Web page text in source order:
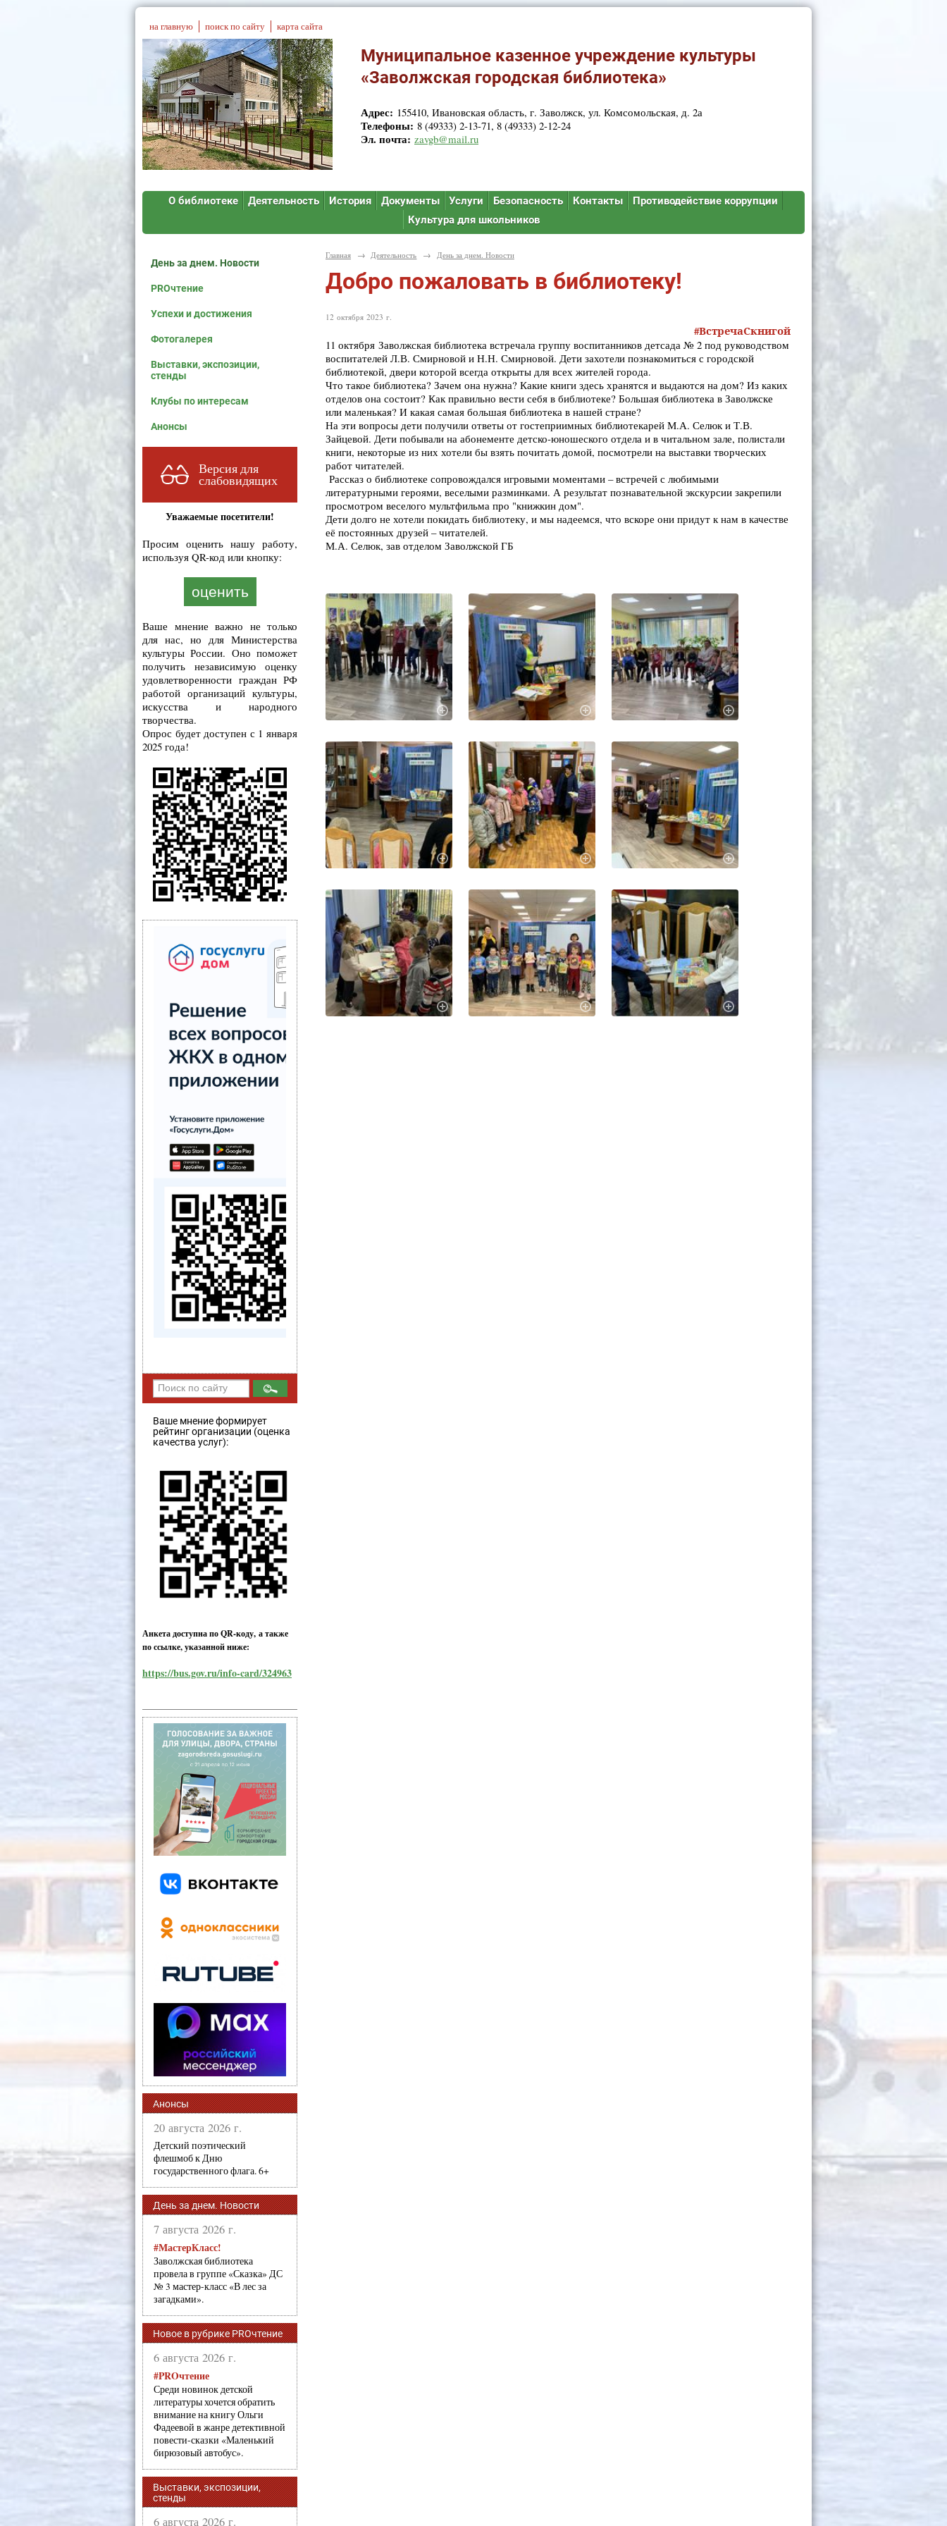
на главную поиск по сайту карта сайта
Муниципальное казенное учреждение культуры
«Заволжская городская библиотека»
Адрес: 155410, Ивановская область, г. Заволжск, ул. Комсомольская, д. 2а
Телефоны: 8 (49333) 2-13-71, 8 (49333) 2-12-24
Эл. почта: zavgb@mail.ru
О библиотеке Деятельность История Документы Услуги Безопасность Контакты
Противодействие коррупции
Культура для школьников
День за днем. Новости
PROчтение
Успехи и достижения
Фотогалерея
Выставки, экспозиции,
стенды
Клубы по интересам
Анонсы
Версия для
слабовидящих
Уважаемые посетители!
Просим оценить нашу работу,
используя QR-код или кнопку:
оценить
Ваше мнение важно не только
для нас, но для Министерства
культуры России. Оно поможет
получить независимую оценку
удовлетворенности граждан РФ
работой организаций культуры,
искусства и народного
творчества.
Опрос будет доступен с 1 января
2025 года!
Ваше мнение формирует
рейтинг организации (оценка
качества услуг):
Анкета доступна по QR-коду, а также
по ссылке, указанной ниже:
https://bus.gov.ru/info-card/324963
Анонсы
20 августа 2026 г.
Детский поэтический
флешмоб к Дню
государственного флага. 6+
День за днем. Новости
7 августа 2026 г.
#МастерКласс!
Заволжская библиотека
провела в группе «Сказка» ДС
№ 3 мастер-класс «В лес за
загадками».
Новое в рубрике PROчтение
6 августа 2026 г.
#PROчтение
Среди новинок детской
литературы хочется обратить
внимание на книгу Ольги
Фадеевой в жанре детективной
повести-сказки «Маленький
бирюзовый автобус».
Выставки, экспозиции,
стенды
6 августа 2026 г.
Главная → Деятельность → День за днем. Новости
Добро пожаловать в библиотеку!
12 октября 2023 г.
#ВстречаСкнигой
11 октября Заволжская библиотека встречала группу воспитанников детсада № 2 под руководством
воспитателей Л.В. Смирновой и Н.Н. Смирновой. Дети захотели познакомиться с городской
библиотекой, двери которой всегда открыты для всех жителей города.
Что такое библиотека? Зачем она нужна? Какие книги здесь хранятся и выдаются на дом? Из каких
отделов она состоит? Как правильно вести себя в библиотеке? Большая библиотека в Заволжске
или маленькая? И какая самая большая библиотека в нашей стране?
На эти вопросы дети получили ответы от гостеприимных библиотекарей М.А. Селюк и Т.В.
Зайцевой. Дети побывали на абонементе детско-юношеского отдела и в читальном зале, полистали
книги, некоторые из них хотели бы взять почитать домой, посмотрели на выставки творческих
работ читателей.
Рассказ о библиотеке сопровождался игровыми моментами – встречей с любимыми
литературными героями, веселыми разминками. А результат познавательной экскурсии закрепили
просмотром веселого мультфильма про "книжкин дом".
Дети долго не хотели покидать библиотеку, и мы надеемся, что вскоре они придут к нам в качестве
её постоянных друзей – читателей.
М.А. Селюк, зав отделом Заволжской ГБ